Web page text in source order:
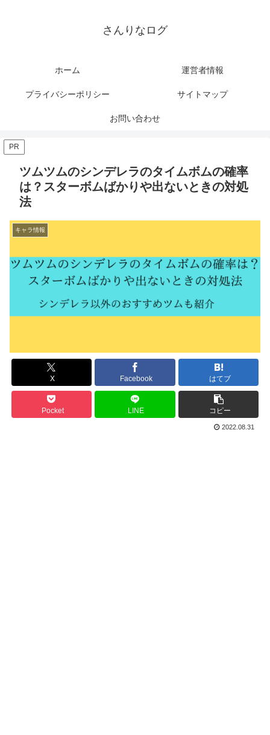
さんりなログ
ホーム 運営者情報
プライバシーポリシー サイトマップ
お問い合わせ
PR
ツムツムのシンデレラのタイムボムの確率
は？スターボムばかりや出ないときの対処
法
キャラ情報
X Facebook はてブ
Pocket LINE コピー
2022.08.31